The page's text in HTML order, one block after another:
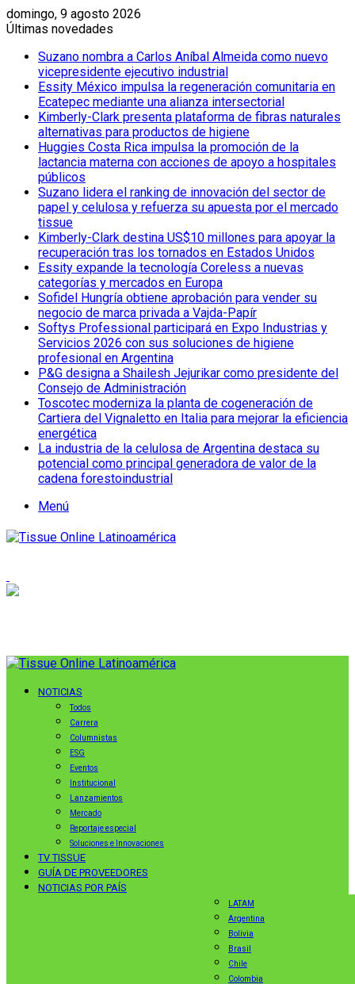
domingo, 9 agosto 2026
Últimas novedades
Suzano nombra a Carlos Aníbal Almeida como nuevo
vicepresidente ejecutivo industrial
Essity México impulsa la regeneración comunitaria en
Ecatepec mediante una alianza intersectorial
Kimberly-Clark presenta plataforma de fibras naturales
alternativas para productos de higiene
Huggies Costa Rica impulsa la promoción de la
lactancia materna con acciones de apoyo a hospitales
públicos
Suzano lidera el ranking de innovación del sector de
papel y celulosa y refuerza su apuesta por el mercado
tissue
Kimberly-Clark destina US$10 millones para apoyar la
recuperación tras los tornados en Estados Unidos
Essity expande la tecnología Coreless a nuevas
categorías y mercados en Europa
Sofidel Hungría obtiene aprobación para vender su
negocio de marca privada a Vajda-Papír
Softys Professional participará en Expo Industrias y
Servicios 2026 con sus soluciones de higiene
profesional en Argentina
P&G designa a Shailesh Jejurikar como presidente del
Consejo de Administración
Toscotec moderniza la planta de cogeneración de
Cartiera del Vignaletto en Italia para mejorar la eficiencia
energética
La industria de la celulosa de Argentina destaca su
potencial como principal generadora de valor de la
cadena forestoindustrial
Menú
NOTICIAS
Todos
Carrera
Columnistas
ESG
Eventos
Institucional
Lanzamientos
Mercado
Reportaje especial
Soluciones e Innovaciones
TV TISSUE
GUÍA DE PROVEEDORES
NOTICIAS POR PAÍS
LATAM
Argentina
Bolivia
Brasil
Chile
Colombia